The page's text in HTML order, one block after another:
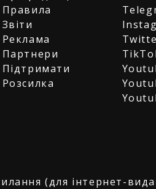
Правила
Звіти
Реклама
Партнери
Підтримати
Розсилка
(для інтернет-